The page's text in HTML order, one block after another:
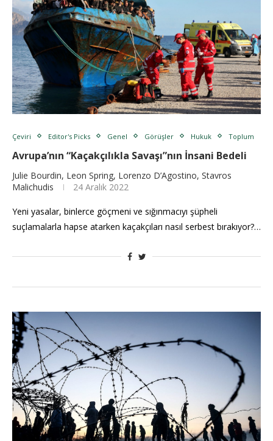
Çeviri Editor's Picks Genel Görüşler Hukuk Toplum
Avrupa’nın “Kaçakçılıkla Savaşı”nın İnsani Bedeli
Julie Bourdin, Leon Spring, Lorenzo D’Agostino, Stavros
Malichudis
24 Aralık 2022
Yeni yasalar, binlerce göçmeni ve sığınmacıyı şüpheli
suçlamalarla hapse atarken kaçakçıları nasıl serbest bırakıyor?…